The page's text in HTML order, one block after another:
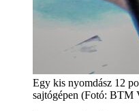
Egy kis nyomdász 12
sajtógépen (Fotó: BTM